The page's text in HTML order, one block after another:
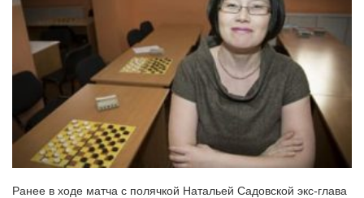
Ранее в ходе матча с полячкой Натальей Садовской экс-глава